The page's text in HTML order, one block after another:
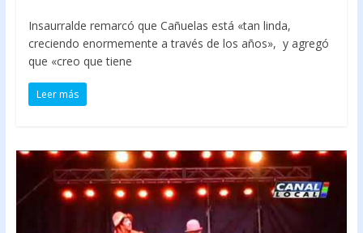
Insaurralde remarcó que Cañuelas está «tan linda,
creciendo enormemente a través de los años», y agregó
que «creo que tiene
Leer más